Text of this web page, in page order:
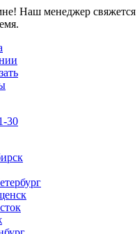
Наш менеджер
30